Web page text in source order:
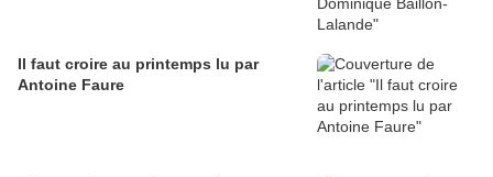
Il faut croire au printemps lu par
Antoine Faure